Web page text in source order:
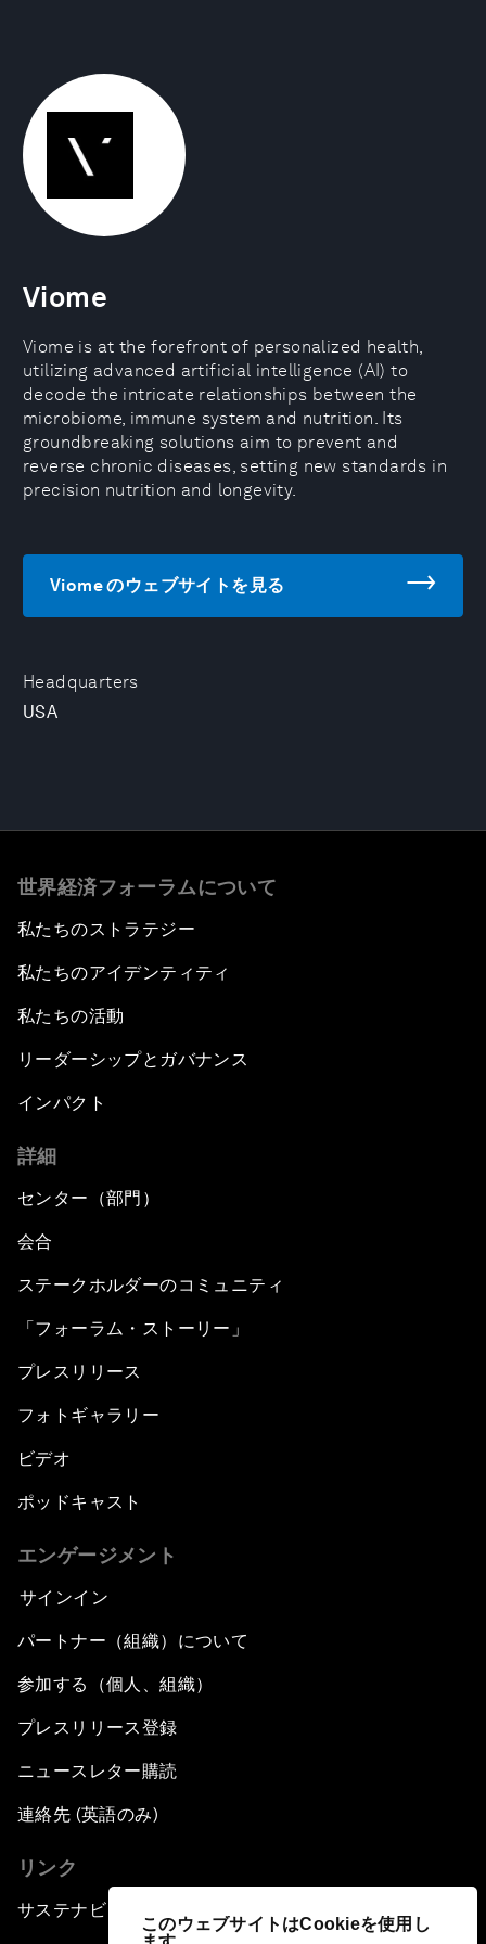
このウェブサイトはCookieを使用し
Headquarters
USA
Viome
Viome is at the forefront of personalized health,
utilizing advanced artificial intelligence (AI) to
decode the intricate relationships between the
microbiome, immune system and nutrition. Its
groundbreaking solutions aim to prevent and
reverse chronic diseases, setting new standards in
precision nutrition and longevity.
Viome のウェブサイトを見る
世界経済フォーラムについて
私たちのストラテジー
私たちのアイデンティティ
私たちの活動
リーダーシップとガバナンス
インパクト
詳細
センター（部門）
会合
ステークホルダーのコミュニティ
「フォーラム・ストーリー」
プレスリリース
フォトギャラリー
ビデオ
ポッドキャスト
エンゲージメント
サインイン
パートナー（組織）について
参加する（個人、組織）
プレスリリース登録
ニュースレター購読
連絡先 (英語のみ)
リンク
サステナビリティへの取り組み